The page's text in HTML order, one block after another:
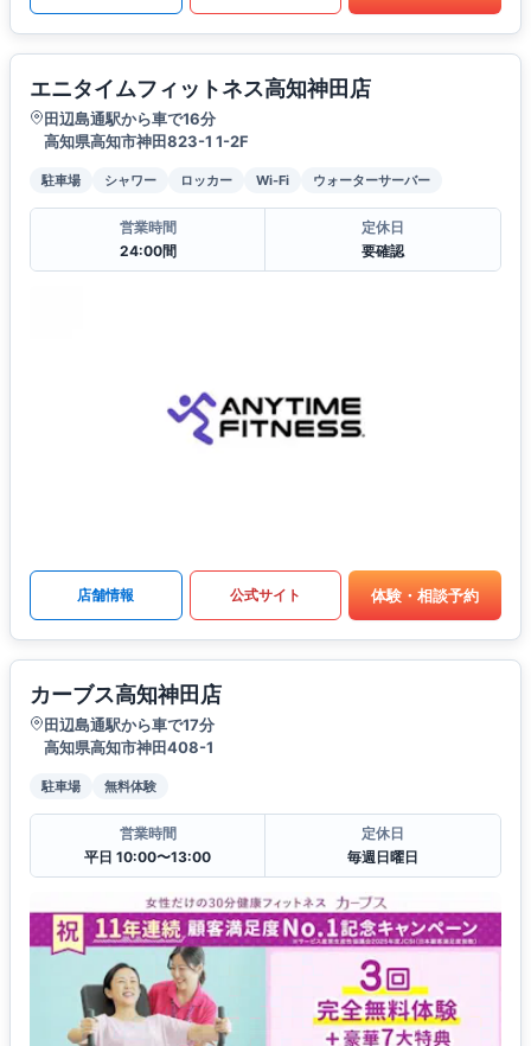
エニタイムフィットネス高知神田店
田辺島通駅から車で16分
高知県高知市神田823-1 1-2F
駐車場 シャワー ロッカー Wi-Fi ウォーターサーバー
営業時間
24:00間
定休日
要確認
店舗情報 公式サイト 体験・相談予約
カーブス高知神田店
田辺島通駅から車で17分
高知県高知市神田408-1
駐車場 無料体験
営業時間
平日 10:00〜13:00
定休日
毎週日曜日